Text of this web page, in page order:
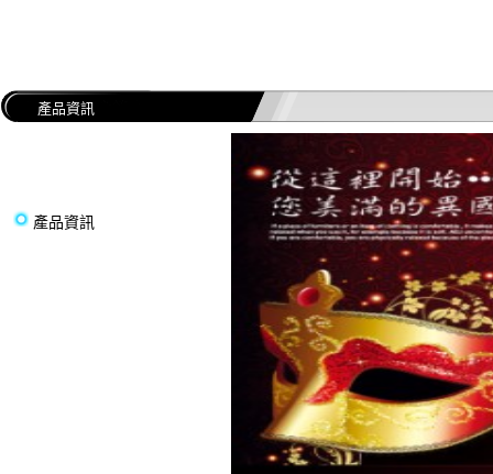
產品資訊
產品資訊